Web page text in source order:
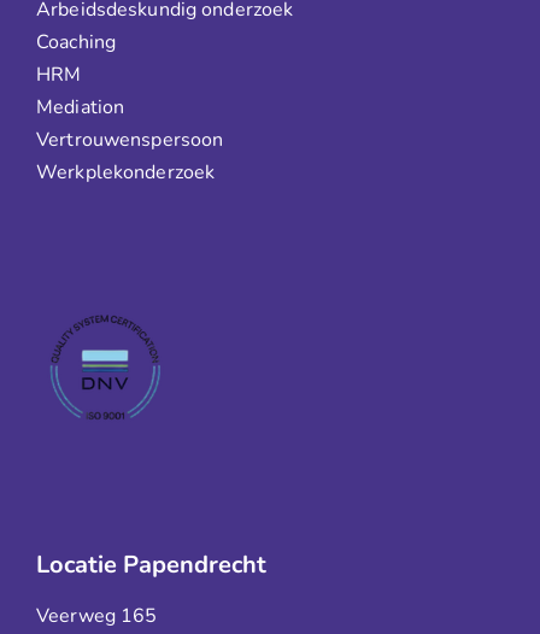
Arbeidsdeskundig onderzoek
Coaching
HRM
Mediation
Vertrouwenspersoon
Werkplekonderzoek
Locatie Papendrecht
Veerweg 165